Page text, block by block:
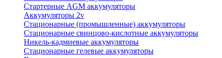
Стартерные AGM аккумуляторы
Аккумуляторы 2v
Стационарные (промышленные) аккумуляторы
Стационарные свинцово-кислотные аккумуляторы
Никель-кадмиевые аккумуляторы
Стационарные гелевые аккумуляторы